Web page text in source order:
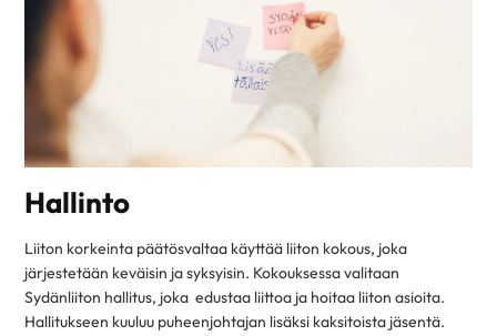
Hallinto
Liiton korkeinta päätösvaltaa käyttää liiton kokous, joka
järjestetään keväisin ja syksyisin. Kokouksessa valitaan
Sydänliiton hallitus, joka edustaa liittoa ja hoitaa liiton asioita.
Hallitukseen kuuluu puheenjohtajan lisäksi kaksitoista jäsentä.